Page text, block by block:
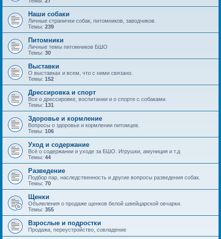
Наши собаки
Личные странички собак, питомников, заводчиков.
Темы: 239
Питомники
Личные темы питомников БШО
Темы: 30
Выставки
О выставках и всем, что с ними связано.
Темы: 152
Дрессировка и спорт
Все о дрессировке, воспитании и о спорте с собаками.
Темы: 131
Здоровье и кормление
Вопросы о здоровье и кормлении питомцев.
Темы: 106
Уход и содержание
Всё о содержании и уходе за БШО. Игрушки, амуниция и т.д
Темы: 44
Разведение
Подбор пар, наследственность и другие вопросы разведения собак.
Темы: 70
Щенки
Объявления о продаже щенков белой швейцарской овчарки.
Темы: 355
Взрослые и подростки
Продажа, переустройство, совладение